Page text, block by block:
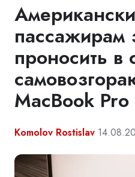
пассажирам
проносить в
MacBook Pro
Komolov Rostislav